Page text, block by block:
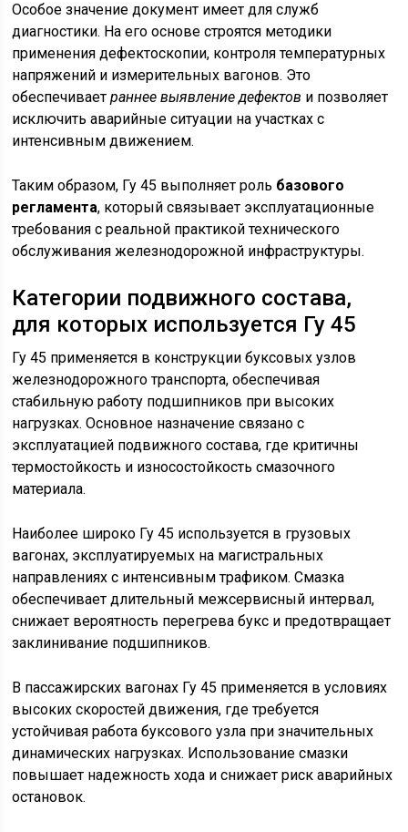
Особое значение документ имеет для служб
диагностики. На его основе строятся методики
применения дефектоскопии, контроля температурных
напряжений и измерительных вагонов. Это
обеспечиваетраннее выявление дефектов и позволяет
исключить аварийные ситуации на участках с
интенсивным движением.
Таким образом, Гу 45 выполняет роль базового
регламента, который связывает эксплуатационные
требования с реальной практикой технического
обслуживания железнодорожной инфраструктуры.
Категории подвижного состава,
для которых используется Гу 45
Гу 45 применяется в конструкции буксовых узлов
железнодорожного транспорта, обеспечивая
стабильную работу подшипников при высоких
нагрузках. Основное назначение связано с
эксплуатацией подвижного состава, где критичны
термостойкость и износостойкость смазочного
материала.
Наиболее широко Гу 45 используется в грузовых
вагонах, эксплуатируемых на магистральных
направлениях с интенсивным трафиком. Смазка
обеспечивает длительный межсервисный интервал,
снижает вероятность перегрева букс и предотвращает
заклинивание подшипников.
В пассажирских вагонах Гу 45 применяется в условиях
высоких скоростей движения, где требуется
устойчивая работа буксового узла при значительных
динамических нагрузках. Использование смазки
повышает надежность хода и снижает риск аварийных
остановок.